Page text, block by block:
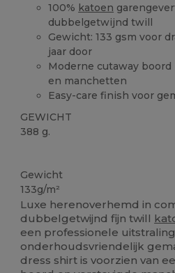
100% katoen
dubbelgetwijnd twill
Gewicht: 133 gsm voor
jaar door
Moderne cutaway
en manchetten
Easy-care finish voor
GEWICHT
388 g.
Gewicht
133g/m²
Luxe herenoverhemd in
dubbelgetwijnd fijn twill
een professionele
onderhoudsvriendelijk
dress shirt is voorzien van